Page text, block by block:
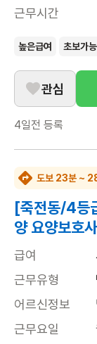
근무시간
높은급여 초보가능
관심
4일전 등록
도보 23분 ~
[죽전동/4등
양 요양보호
급여
근무유형
어르신정보
근무요일